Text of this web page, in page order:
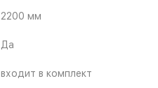
2200 мм
Да
входит в комплект